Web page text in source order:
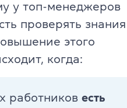
у топ-менеджеров
проверять знания
этого
когда:
работников есть